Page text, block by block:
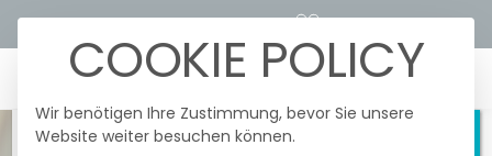
STROMTARIFRECHNER KUNDENPORTALE
COOKIE POLICY
Wir benötigen Ihre Zustimmung, bevor Sie unsere
Website weiter besuchen können.